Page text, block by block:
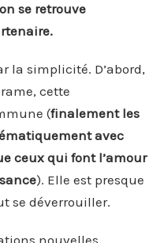
se retrouve
la simplicité. D’abord,
cette
(finalement les
avec
ceux qui font l’amour
). Elle est presque
se déverrouiller.
nouvelles,